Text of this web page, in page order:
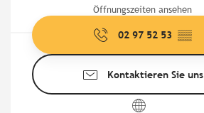
Öffnungszeiten ansehen
02 97 52 53 ▒▒
Kontaktieren Sie uns